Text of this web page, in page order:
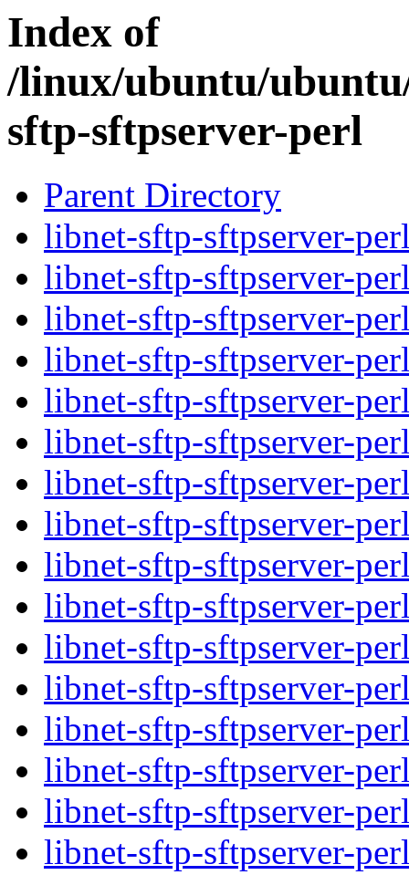
Index of
/linux/ubuntu/
sftp-sftpserver-perl
Parent Directory
libnet-sftp-sftpserver-
libnet-sftp-sftpserver-
libnet-sftp-sftpserver-
libnet-sftp-sftpserver-
libnet-sftp-sftpserver-
libnet-sftp-sftpserver-
libnet-sftp-sftpserver-
libnet-sftp-sftpserver-
libnet-sftp-sftpserver-
libnet-sftp-sftpserver-
libnet-sftp-sftpserver-
libnet-sftp-sftpserver-
libnet-sftp-sftpserver-
libnet-sftp-sftpserver-
libnet-sftp-sftpserver-
libnet-sftp-sftpserver-